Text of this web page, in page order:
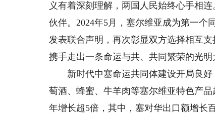
义有着深刻理解，两国人民始终心手相
伙伴。2024年5月，塞尔维亚成为第一个
发表联合声明，再次彰显双方选择相互
携手走出一条命运与共、共同繁荣的光明
新时代中塞命运共同体建设开局良好
萄酒、蜂蜜、牛羊肉等塞尔维亚特色产
年增长超5倍，其中，塞对华出口额增长